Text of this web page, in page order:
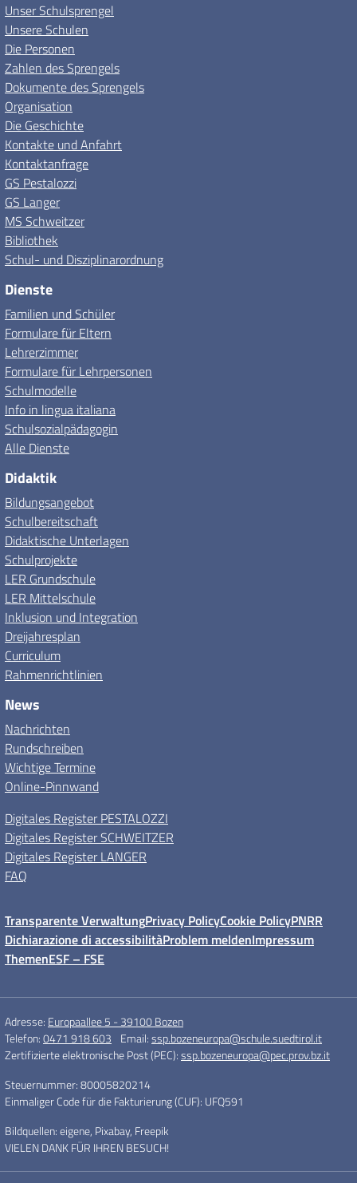
Unser Schulsprengel
Unsere Schulen
Die Personen
Zahlen des Sprengels
Dokumente des Sprengels
Organisation
Die Geschichte
Kontakte und Anfahrt
Kontaktanfrage
GS Pestalozzi
GS Langer
MS Schweitzer
Bibliothek
Schul- und Disziplinarordnung
Dienste
Familien und Schüler
Formulare für Eltern
Lehrerzimmer
Formulare für Lehrpersonen
Schulmodelle
Info in lingua italiana
Schulsozialpädagogin
Alle Dienste
Didaktik
Bildungsangebot
Schulbereitschaft
Didaktische Unterlagen
Schulprojekte
LER Grundschule
LER Mittelschule
Inklusion und Integration
Dreijahresplan
Curriculum
Rahmenrichtlinien
News
Nachrichten
Rundschreiben
Wichtige Termine
Online-Pinnwand
Digitales Register PESTALOZZI
Digitales Register SCHWEITZER
Digitales Register LANGER
FAQ
Transparente VerwaltungPrivacy PolicyCookie PolicyPNRR
Dichiarazione di accessibilitàProblem meldenImpressum
ThemenESF – FSE
Adresse: Europaallee 5 - 39100 Bozen
Telefon:0471 918 603 Email:ssp.bozeneuropa@schule.suedtirol.it
Zertifizierte elektronische Post (PEC):ssp.bozeneuropa@pec.prov.bz.it
Steuernummer: 80005820214
Einmaliger Code für die Fakturierung (CUF): UFQ591
Bildquellen: eigene, Pixabay, Freepik
VIELEN DANK FÜR IHREN BESUCH!